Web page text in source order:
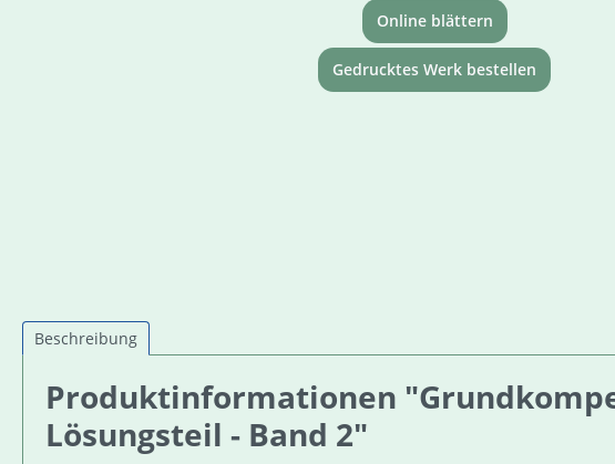
Online blättern
Gedrucktes Werk bestellen
Beschreibung
Produktinformationen
Lösungsteil - Band 2"